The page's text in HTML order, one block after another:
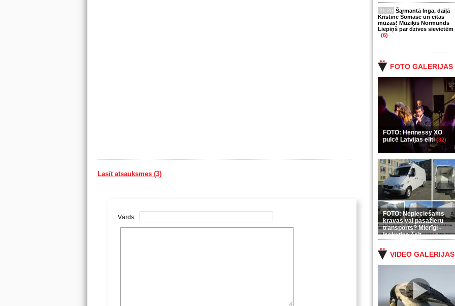
21:20 Šarmantā Inga, daiļā
Kristīne Šomase un citas
mūzas! Mūziķis Normunds
Liepiņš par dzīves sievietēm
(6)
FOTO GALERIJAS
FOTO: Hennessy XO
pulcē Latvijas eliti(32)
FOTO: Nepieciešams
kravas vai pasažieru
transports? Mierīgi -
ieskaties šeit(35)
VIDEO GALERIJAS
Lasīt atsauksmes (3)
Vārds: